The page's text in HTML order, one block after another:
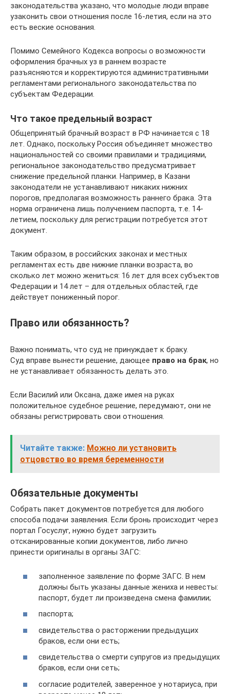
законодательства указано, что молодые люди вправе
узаконить свои отношения после 16-летия, если на это
есть веские основания.
Помимо Семейного Кодекса вопросы о возможности
оформления брачных уз в раннем возрасте
разъясняются и корректируются административными
регламентами регионального законодательства по
субъектам Федерации.
Что такое предельный возраст
Общепринятый брачный возраст в РФ начинается с 18
лет. Однако, поскольку Россия объединяет множество
национальностей со своими правилами и традициями,
региональное законодательство предусматривает
снижение предельной планки. Например, в Казани
законодатели не устанавливают никаких нижних
порогов, предполагая возможность раннего брака. Эта
норма ограничена лишь получением паспорта, т.е. 14-
летием, поскольку для регистрации потребуется этот
документ.
Таким образом, в российских законах и местных
регламентах есть две нижние планки возраста, во
сколько лет можно жениться: 16 лет для всех субъектов
Федерации и 14 лет – для отдельных областей, где
действует пониженный порог.
Право или обязанность?
Важно понимать, что суд не принуждает к браку.
Суд вправе вынести решение, дающее право на брак, но
не устанавливает обязанность делать это.
Если Василий или Оксана, даже имея на руках
положительное судебное решение, передумают, они не
обязаны регистрировать свои отношения.
Читайте также: Можно ли установить
отцовство во время беременности
Обязательные документы
Собрать пакет документов потребуется для любого
способа подачи заявления. Если бронь происходит через
портал Госуслуг, нужно будет загрузить
отсканированные копии документов, либо лично
принести оригиналы в органы ЗАГС:
заполненное заявление по форме ЗАГС. В нем
должны быть указаны данные жениха и невесты:
паспорт, будет ли произведена смена фамилии;
паспорта;
свидетельства о расторжении предыдущих
браков, если они есть;
свидетельства о смерти супругов из предыдущих
браков, если они сеть;
согласие родителей, заверенное у нотариуса, при